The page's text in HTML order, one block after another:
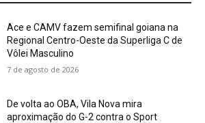
Ace e CAMV fazem semifinal goiana na
Regional Centro-Oeste da Superliga C de
Vôlei Masculino
7 de agosto de 2026
De volta ao OBA, Vila Nova mira
aproximação do G-2 contra o Sport